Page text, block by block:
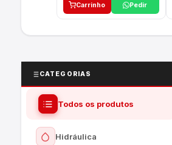
Carrinho Pedir
CATEGORIAS
Todos os produtos
Hidráulica